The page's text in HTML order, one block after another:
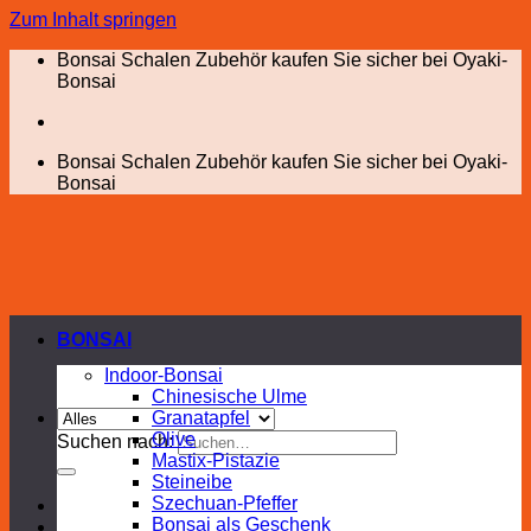
Zum Inhalt springen
Bonsai Schalen Zubehör kaufen Sie sicher bei Oyaki-
Bonsai
Bonsai Schalen Zubehör kaufen Sie sicher bei Oyaki-
Bonsai
Suchen nach:
BONSAI
Indoor-Bonsai
Chinesische Ulme
Granatapfel
Olive
Mastix-Pistazie
Steineibe
Szechuan-Pfeffer
Bonsai als Geschenk